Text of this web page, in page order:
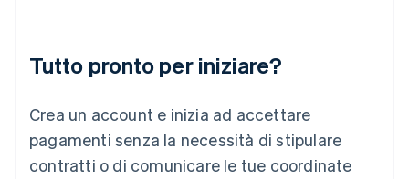
Tutto pronto per iniziare?
Crea un account e inizia ad accettare
pagamenti senza la necessità di stipulare
contratti o di comunicare le tue coordinate
Lettonia
English
DeutschEnglish
Lituania